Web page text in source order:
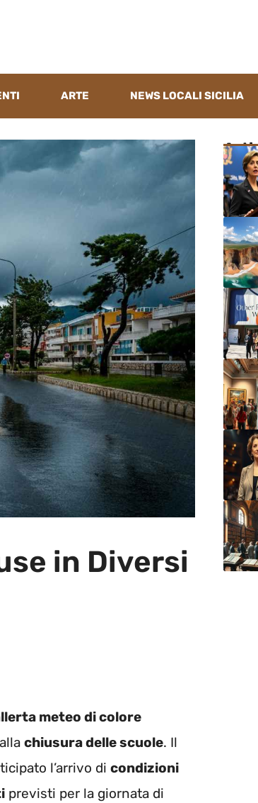
ARTE NEWS LOCALI SICILIA
in Diversi
meteo di colore
chiusura delle scuole. Il
l’arrivo di condizioni
previsti per la giornata di